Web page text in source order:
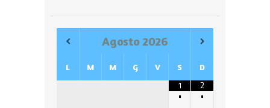
Agosto 2026
L M M G V S D
1
•
2
•